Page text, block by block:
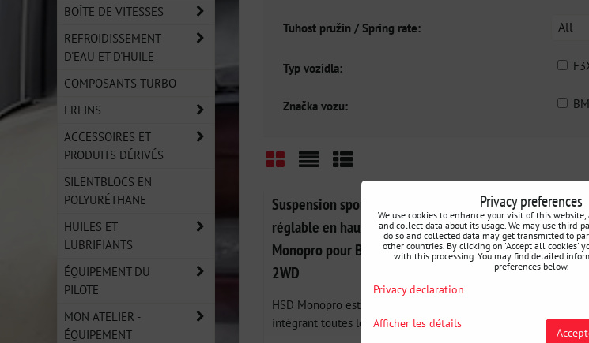
Tuhost pružin / Spring rate: All
Typ vozidla:
Značka vozu:
Table
Suspension sport combinés filetés
réglable en hauteur et en dureté HSD
Monopro pour BMW F32/F33/F36
2WD
HSD Monopro est le produit phare de HSD,
intégrant toutes les...
Suspension
HSD
en dureté
Les
BOÎTE DE VITESSES
REFROIDISSEMENT
D'EAU ET D'HUILE
COMPOSANTS TURBO
FREINS
ACCESSOIRES ET
PRODUITS DÉRIVÉS
SILENTBLOCS EN
POLYURÉTHANE
HUILES ET
LUBRIFIANTS
ÉQUIPEMENT DU
PILOTE
MON ATELIER -
ÉQUIPEMENT
Privacy preferences
We use cookies to enhance your visit of this
and collect data about its usage. We may use third-
do so and collected data may get transmitted to
other countries. By clicking on 'Accept all cookies'
with this processing. You may find detailed
preferences below.
Privacy declaration
Afficher les détails